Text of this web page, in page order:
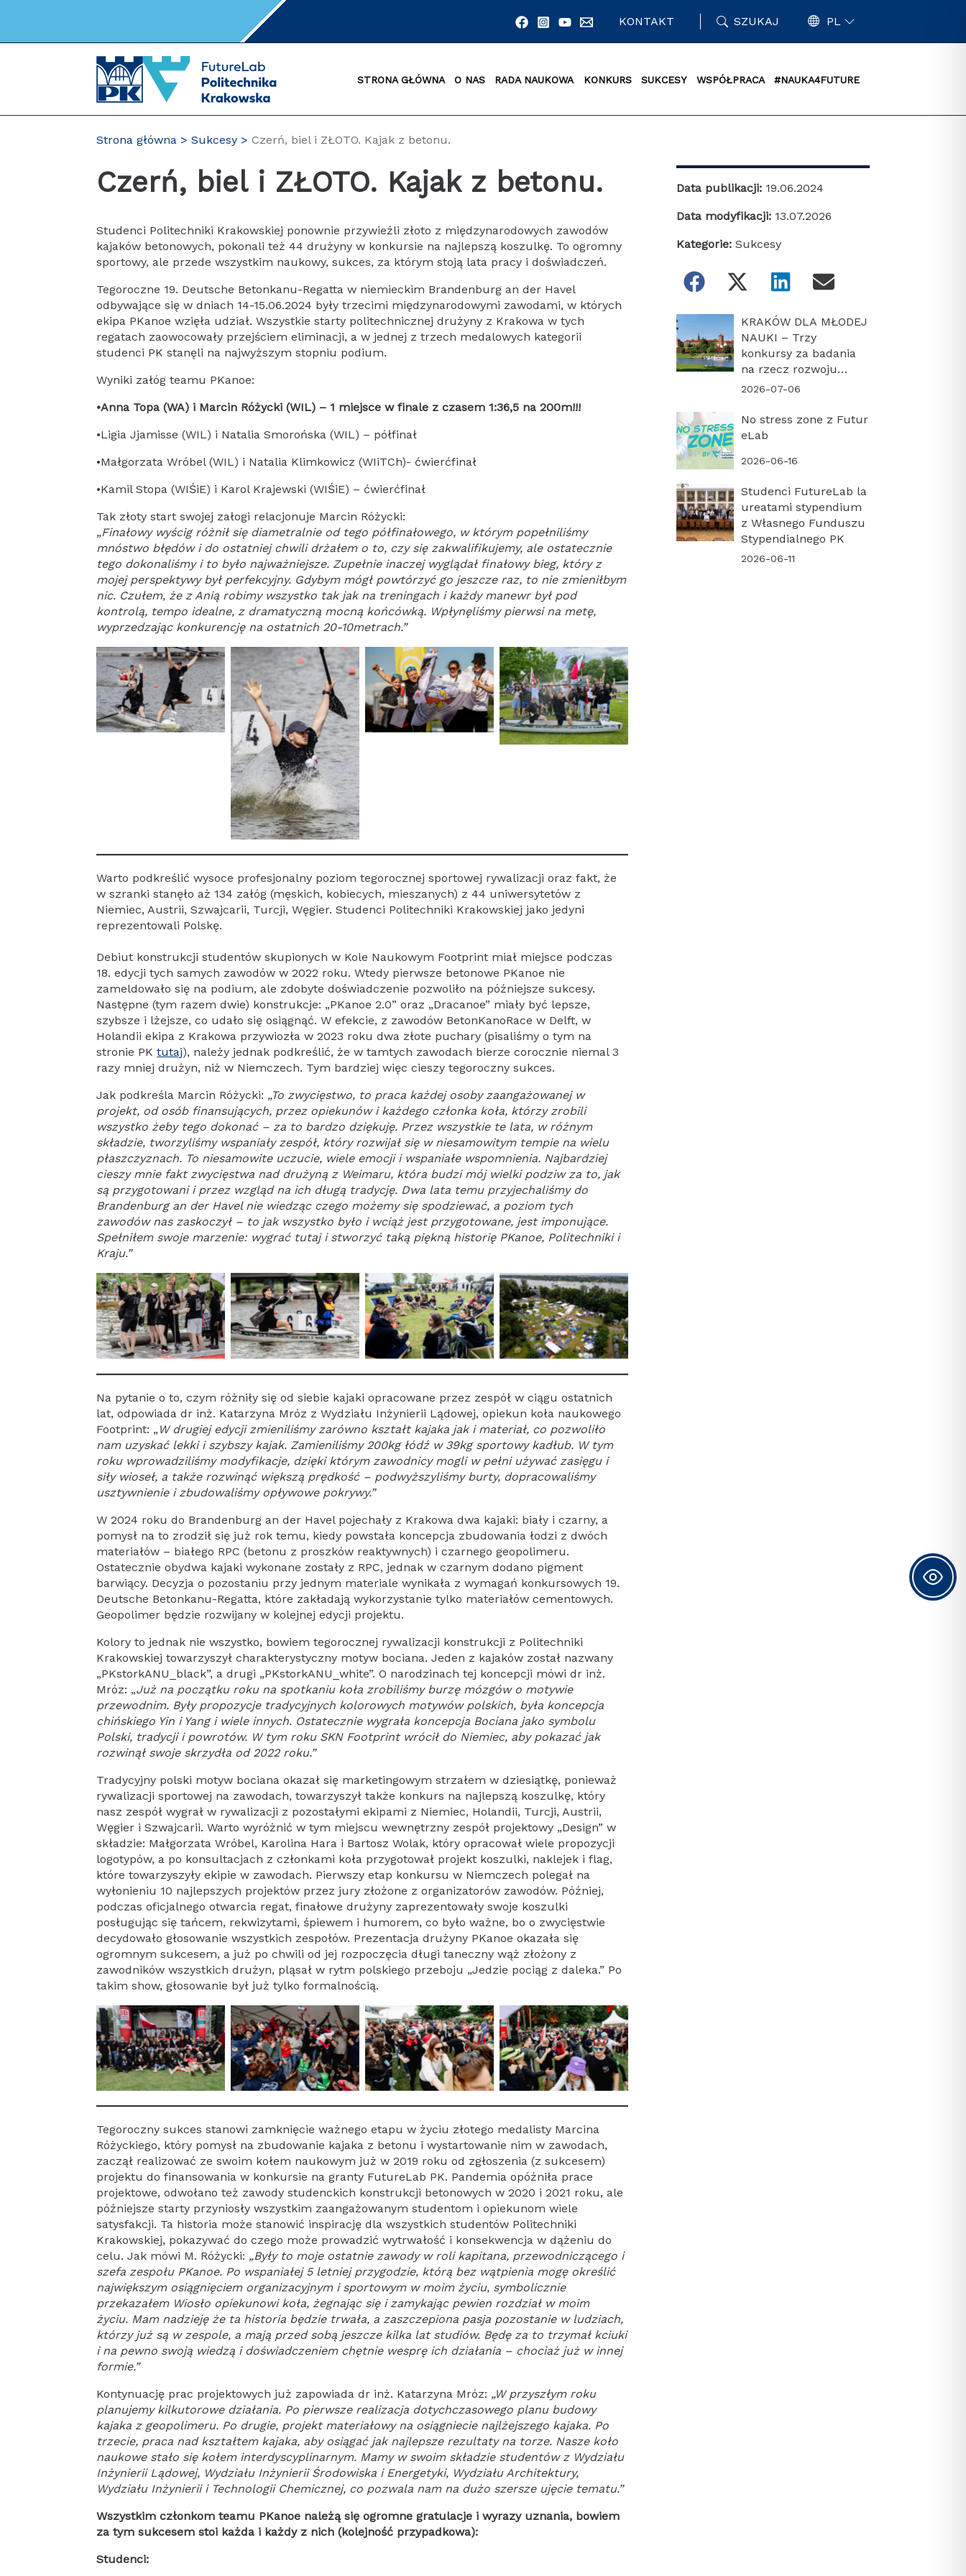
KONTAKT SZUKAJ PL
STRONA GŁÓWNA O NAS RADA NAUKOWA KONKURS SUKCESY WSPÓŁPRACA #NAUKA4FUTURE
Strona główna Sukcesy Czerń, biel i ZŁOTO. Kajak z betonu.
Czerń, biel i ZŁOTO. Kajak z betonu.
Studenci Politechniki Krakowskiej ponownie przywieźli złoto z międzynarodowych zawodów
kajaków betonowych, pokonali też 44 drużyny w konkursie na najlepszą koszulkę. To ogromny
sportowy, ale przede wszystkim naukowy, sukces, za którym stoją lata pracy i doświadczeń.
Tegoroczne 19. Deutsche Betonkanu-Regatta w niemieckim Brandenburg an der Havel
odbywające się w dniach 14-15.06.2024 były trzecimi międzynarodowymi zawodami, w których
ekipa PKanoe wzięła udział. Wszystkie starty politechnicznej drużyny z Krakowa w tych
regatach zaowocowały przejściem eliminacji, a w jednej z trzech medalowych kategorii
studenci PK stanęli na najwyższym stopniu podium.
Wyniki załóg teamu PKanoe:
•Anna Topa (WA) i Marcin Różycki (WIL) – 1 miejsce w finale z czasem 1:36,5 na 200m!!!
•Ligia Jjamisse (WIL) i Natalia Smorońska (WIL) – półfinał
•Małgorzata Wróbel (WIL) i Natalia Klimkowicz (WIiTCh)- ćwierćfinał
•Kamil Stopa (WIŚiE) i Karol Krajewski (WIŚiE) – ćwierćfinał
Tak złoty start swojej załogi relacjonuje Marcin Różycki:
„Finałowy wyścig różnił się diametralnie od tego półfinałowego, w którym popełniliśmy
mnóstwo błędów i do ostatniej chwili drżałem o to, czy się zakwalifikujemy, ale ostatecznie
tego dokonaliśmy i to było najważniejsze. Zupełnie inaczej wyglądał finałowy bieg, który z
mojej perspektywy był perfekcyjny. Gdybym mógł powtórzyć go jeszcze raz, to nie zmieniłbym
nic. Czułem, że z Anią robimy wszystko tak jak na treningach i każdy manewr był pod
kontrolą, tempo idealne, z dramatyczną mocną końcówką. Wpłynęliśmy pierwsi na metę,
wyprzedzając konkurencję na ostatnich 20-10metrach.”
Warto podkreślić wysoce profesjonalny poziom tegorocznej sportowej rywalizacji oraz fakt, że
w szranki stanęło aż 134 załóg (męskich, kobiecych, mieszanych) z 44 uniwersytetów z
Niemiec, Austrii, Szwajcarii, Turcji, Węgier. Studenci Politechniki Krakowskiej jako jedyni
reprezentowali Polskę.
Debiut konstrukcji studentów skupionych w Kole Naukowym Footprint miał miejsce podczas
18. edycji tych samych zawodów w 2022 roku. Wtedy pierwsze betonowe PKanoe nie
zameldowało się na podium, ale zdobyte doświadczenie pozwoliło na późniejsze sukcesy.
Następne (tym razem dwie) konstrukcje: „PKanoe 2.0” oraz „Dracanoe” miały być lepsze,
szybsze i lżejsze, co udało się osiągnąć. W efekcie, z zawodów BetonKanoRace w Delft, w
Holandii ekipa z Krakowa przywiozła w 2023 roku dwa złote puchary (pisaliśmy o tym na
stronie PKtutaj), należy jednak podkreślić, że w tamtych zawodach bierze corocznie niemal 3
razy mniej drużyn, niż w Niemczech. Tym bardziej więc cieszy tegoroczny sukces.
Jak podkreśla Marcin Różycki: „To zwycięstwo, to praca każdej osoby zaangażowanej w
projekt, od osób finansujących, przez opiekunów i każdego członka koła, którzy zrobili
wszystko żeby tego dokonać – za to bardzo dziękuję. Przez wszystkie te lata, w różnym
składzie, tworzyliśmy wspaniały zespół, który rozwijał się w niesamowitym tempie na wielu
płaszczyznach. To niesamowite uczucie, wiele emocji i wspaniałe wspomnienia. Najbardziej
cieszy mnie fakt zwycięstwa nad drużyną z Weimaru, która budzi mój wielki podziw za to, jak
są przygotowani i przez wzgląd na ich długą tradycję. Dwa lata temu przyjechaliśmy do
Brandenburg an der Havel nie wiedząc czego możemy się spodziewać, a poziom tych
zawodów nas zaskoczył – to jak wszystko było i wciąż jest przygotowane, jest imponujące.
Spełniłem swoje marzenie: wygrać tutaj i stworzyć taką piękną historię PKanoe, Politechniki i
Kraju.”
Na pytanie o to, czym różniły się od siebie kajaki opracowane przez zespół w ciągu ostatnich
lat, odpowiada dr inż. Katarzyna Mróz z Wydziału Inżynierii Lądowej, opiekun koła naukowego
Footprint: „ W drugiej edycji zmieniliśmy zarówno kształt kajaka jak i materiał, co pozwoliło
nam uzyskać lekki i szybszy kajak. Zamieniliśmy 200kg łódź w 39kg sportowy kadłub. W tym
roku wprowadziliśmy modyfikacje, dzięki którym zawodnicy mogli w pełni używać zasięgu i
siły wioseł, a także rozwinąć większą prędkość – podwyższyliśmy burty, dopracowaliśmy
usztywnienie i zbudowaliśmy opływowe pokrywy.”
W 2024 roku do Brandenburg an der Havel pojechały z Krakowa dwa kajaki: biały i czarny, a
pomysł na to zrodził się już rok temu, kiedy powstała koncepcja zbudowania łodzi z dwóch
materiałów – białego RPC (betonu z proszków reaktywnych) i czarnego geopolimeru.
Ostatecznie obydwa kajaki wykonane zostały z RPC, jednak w czarnym dodano pigment
barwiący. Decyzja o pozostaniu przy jednym materiale wynikała z wymagań konkursowych 19.
Deutsche Betonkanu-Regatta, które zakładają wykorzystanie tylko materiałów cementowych.
Geopolimer będzie rozwijany w kolejnej edycji projektu.
Kolory to jednak nie wszystko, bowiem tegorocznej rywalizacji konstrukcji z Politechniki
Krakowskiej towarzyszył charakterystyczny motyw bociana. Jeden z kajaków został nazwany
„PKstorkANU_black”, a drugi „PKstorkANU_white”. O narodzinach tej koncepcji mówi dr inż.
Mróz: „Już na początku roku na spotkaniu koła zrobiliśmy burzę mózgów o motywie
przewodnim. Były propozycje tradycyjnych kolorowych motywów polskich, była koncepcja
chińskiego Yin i Yang i wiele innych. Ostatecznie wygrała koncepcja Bociana jako symbolu
Polski, tradycji i powrotów. W tym roku SKN Footprint wrócił do Niemiec, aby pokazać jak
rozwinął swoje skrzydła od 2022 roku.”
Tradycyjny polski motyw bociana okazał się marketingowym strzałem w dziesiątkę, ponieważ
rywalizacji sportowej na zawodach, towarzyszył także konkurs na najlepszą koszulkę, który
nasz zespół wygrał w rywalizacji z pozostałymi ekipami z Niemiec, Holandii, Turcji, Austrii,
Węgier i Szwajcarii. Warto wyróżnić w tym miejscu wewnętrzny zespół projektowy „Design” w
składzie: Małgorzata Wróbel, Karolina Hara i Bartosz Wolak, który opracował wiele propozycji
logotypów, a po konsultacjach z członkami koła przygotował projekt koszulki, naklejek i flag,
które towarzyszyły ekipie w zawodach. Pierwszy etap konkursu w Niemczech polegał na
wyłonieniu 10 najlepszych projektów przez jury złożone z organizatorów zawodów. Później,
podczas oficjalnego otwarcia regat, finałowe drużyny zaprezentowały swoje koszulki
posługując się tańcem, rekwizytami, śpiewem i humorem, co było ważne, bo o zwycięstwie
decydowało głosowanie wszystkich zespołów. Prezentacja drużyny PKanoe okazała się
ogromnym sukcesem, a już po chwili od jej rozpoczęcia długi taneczny wąż złożony z
zawodników wszystkich drużyn, pląsał w rytm polskiego przeboju „Jedzie pociąg z daleka.” Po
takim show, głosowanie był już tylko formalnością.
Tegoroczny sukces stanowi zamknięcie ważnego etapu w życiu złotego medalisty Marcina
Różyckiego, który pomysł na zbudowanie kajaka z betonu i wystartowanie nim w zawodach,
zaczął realizować ze swoim kołem naukowym już w 2019 roku od zgłoszenia (z sukcesem)
projektu do finansowania w konkursie na granty FutureLab PK. Pandemia opóźniła prace
projektowe, odwołano też zawody studenckich konstrukcji betonowych w 2020 i 2021 roku, ale
późniejsze starty przyniosły wszystkim zaangażowanym studentom i opiekunom wiele
satysfakcji. Ta historia może stanowić inspirację dla wszystkich studentów Politechniki
Krakowskiej, pokazywać do czego może prowadzić wytrwałość i konsekwencja w dążeniu do
celu. Jak mówi M. Różycki: „Były to moje ostatnie zawody w roli kapitana, przewodniczącego i
szefa zespołu PKanoe. Po wspaniałej 5 letniej przygodzie, którą bez wątpienia mogę określić
największym osiągnięciem organizacyjnym i sportowym w moim życiu, symbolicznie
przekazałem Wiosło opiekunowi koła, żegnając się i zamykając pewien rozdział w moim
życiu. Mam nadzieję że ta historia będzie trwała, a zaszczepiona pasja pozostanie w ludziach,
którzy już są w zespole, a mają przed sobą jeszcze kilka lat studiów. Będę za to trzymał kciuki
i na pewno swoją wiedzą i doświadczeniem chętnie wesprę ich działania – chociaż już w innej
formie.”
Kontynuację prac projektowych już zapowiada dr inż. Katarzyna Mróz: „W przyszłym roku
planujemy kilkutorowe działania. Po pierwsze realizacja dotychczasowego planu budowy
kajaka z geopolimeru. Po drugie, projekt materiałowy na osiągniecie najlżejszego kajaka. Po
trzecie, praca nad kształtem kajaka, aby osiągać jak najlepsze rezultaty na torze. Nasze koło
naukowe stało się kołem interdyscyplinarnym. Mamy w swoim składzie studentów z Wydziału
Inżynierii Lądowej, Wydziału Inżynierii Środowiska i Energetyki, Wydziału Architektury,
Wydziału Inżynierii i Technologii Chemicznej, co pozwala nam na dużo szersze ujęcie tematu.”
Wszystkim członkom teamu PKanoe należą się ogromne gratulacje i wyrazy uznania, bowiem
za tym sukcesem stoi każda i każdy z nich (kolejność przypadkowa):
Studenci:
Data publikacji: 19.06.2024
Data modyfikacji: 13.07.2026
Kategorie: Sukcesy
KRAKÓW DLA MŁODEJ
NAUKI – Trzy
konkursy za badania
na rzecz rozwoju
miasta
2026-07-06
No stress zone z Futur
eLab
2026-06-16
Studenci FutureLab la
ureatami stypendium
z Własnego Funduszu
Stypendialnego PK
2026-06-11